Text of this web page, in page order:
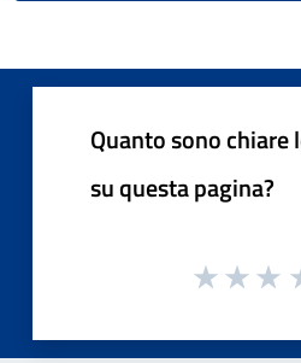
Quanto sono
su questa pagina?